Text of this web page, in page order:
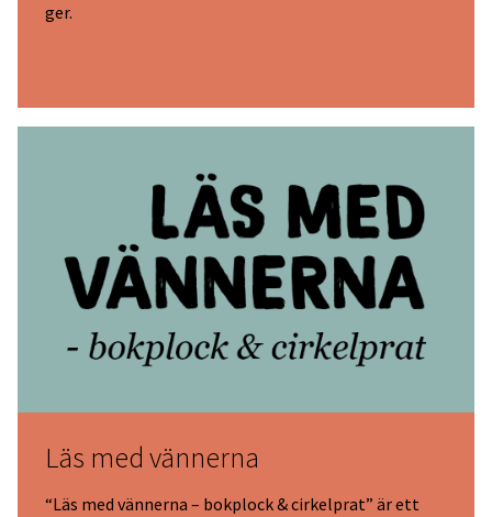
ger.
Läs med vännerna
“Läs med vännerna – bokplock & cirkelprat” är ett